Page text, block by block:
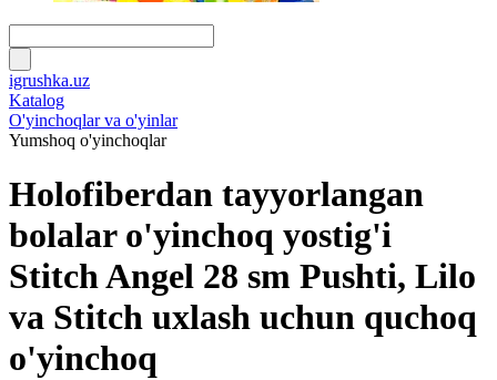
igrushka.uz
Katalog
O'yinchoqlar va o'yinlar
Yumshoq o'yinchoqlar
Holofiberdan tayyorlangan
bolalar o'yinchoq yostig'i
Stitch Angel 28 sm Pushti, Lilo
va Stitch uxlash uchun quchoq
o'yinchoq